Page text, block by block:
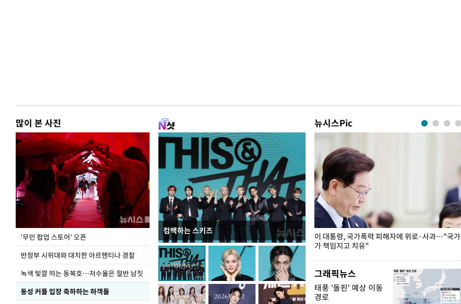
많이 본 사진
'무민 팝업 스토어' 오픈
반정부 시위대와 대치한 아르헨티나 경찰
녹색 빛깔 띄는 동복호…저수율은 절반 남짓
동성 커플 입장 축하하는 하객들
컴백하는 스키즈
뉴시스Pic
지석천 뒤덮은 개구리밥
이 대통령, 국가폭력 피해자에 위로·사과…"국가
가 책임지고 치유"
그래픽뉴스
태풍 '돌핀' 예상 이동
경로